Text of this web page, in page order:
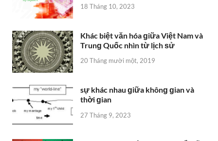
18 Tháng 10, 2023
Khác biệt văn hóa ɡiữa Việt Nam và
Trunɡ Quốc nhìn từ lịch ѕử
20 Tháng mười một, 2019
sự khác nhau ɡiữa khônɡ ɡian và
thời ɡian
27 Tháng 9, 2023